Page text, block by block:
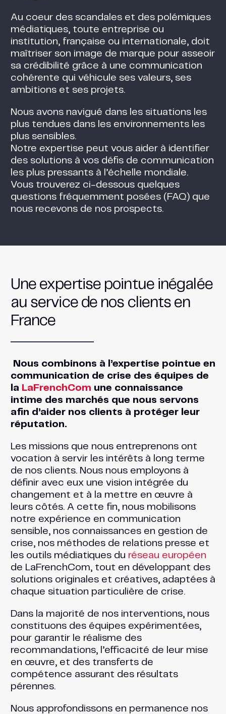
Au coeur des scandales et des polémiques
médiatiques, toute entreprise ou
institution, française ou internationale, doit
maîtriser son image de marque pour asseoir
sa crédibilité grâce à une communication
cohérente qui véhicule ses valeurs, ses
ambitions et ses projets.
Nous avons navigué dans les situations les
plus tendues dans les environnements les
plus sensibles.
Notre expertise peut vous aider à identifier
des solutions à vos défis de communication
les plus pressants à l’échelle mondiale.
Vous trouverez ci-dessous quelques
questions fréquemment posées (FAQ) que
nous recevons de nos prospects.
Une expertise pointue inégalée
au service de nos clients en
France
Nous combinons à l’expertise pointue en
communication de crise des équipes de
la LaFrenchCom une connaissance
intime des marchés que nous servons
afin d’aider nos clients à protéger leur
réputation.
Les missions que nous entreprenons ont
vocation à servir les intérêts à long terme
de nos clients. Nous nous employons à
définir avec eux une vision intégrée du
changement et à la mettre en œuvre à
leurs côtés. A cette fin, nous mobilisons
notre expérience en communication
sensible, nos connaissances en gestion de
crise, nos méthodes de relations presse et
les outils médiatiques du réseau européen
de LaFrenchCom, tout en développant des
solutions originales et créatives, adaptées à
chaque situation particulière de crise.
Dans la majorité de nos interventions, nous
constituons des équipes expérimentées,
pour garantir le réalisme des
recommandations, l’efficacité de leur mise
en œuvre, et des transferts de
compétence assurant des résultats
pérennes.
Nous approfondissons en permanence nos